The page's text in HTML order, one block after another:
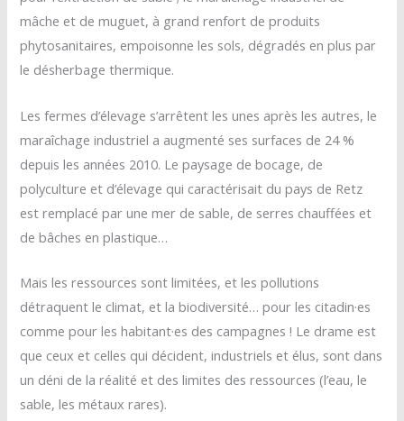
mâche et de muguet, à grand renfort de produits
phytosanitaires, empoisonne les sols, dégradés en plus par
le désherbage thermique.
Les fermes d’élevage s’arrêtent les unes après les autres, le
maraîchage industriel a augmenté ses surfaces de 24 %
depuis les années 2010. Le paysage de bocage, de
polyculture et d’élevage qui caractérisait du pays de Retz
est remplacé par une mer de sable, de serres chauffées et
de bâches en plastique…
Mais les ressources sont limitées, et les pollutions
détraquent le climat, et la biodiversité… pour les citadin·es
comme pour les habitant·es des campagnes ! Le drame est
que ceux et celles qui décident, industriels et élus, sont dans
un déni de la réalité et des limites des ressources (l’eau, le
sable, les métaux rares).